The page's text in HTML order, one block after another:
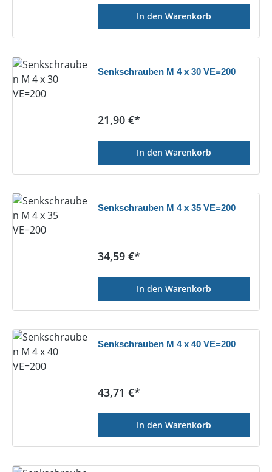
In den Warenkorb
Senkschrauben M 4 x 30 VE=200
Regulärer Preis:
21,90 €*
In den Warenkorb
Senkschrauben M 4 x 35 VE=200
Regulärer Preis:
34,59 €*
In den Warenkorb
Senkschrauben M 4 x 40 VE=200
Regulärer Preis:
43,71 €*
In den Warenkorb